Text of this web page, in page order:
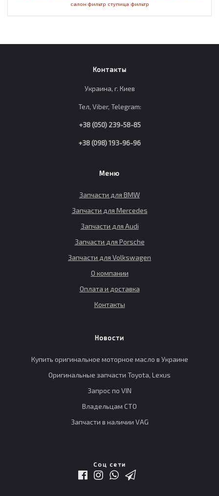
салон фильтр ступица фильтр
Контакты
Украина, г. Киев
Тел, Viber, Telegram:
+38 (050) 239-58-85
+38 (098) 193-96-96
Меню
Запчасти для BMW
Запчасти для Mercedes
Запчасти для Audi
Запчасти для Porsche
Запчасти для Volkswagen
О компании
Оплата и доставка
Контакты
Новости
Купить оригинальное моторное масло в Украине
Оригинальные запчасти Toyota, Lexus
Запрос по VIN
Владельцам СТО
Запчасти в наличии VAG
Соц сети